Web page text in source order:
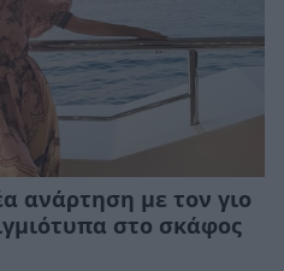
ανάρτηση με τον γιο
στο σκάφος